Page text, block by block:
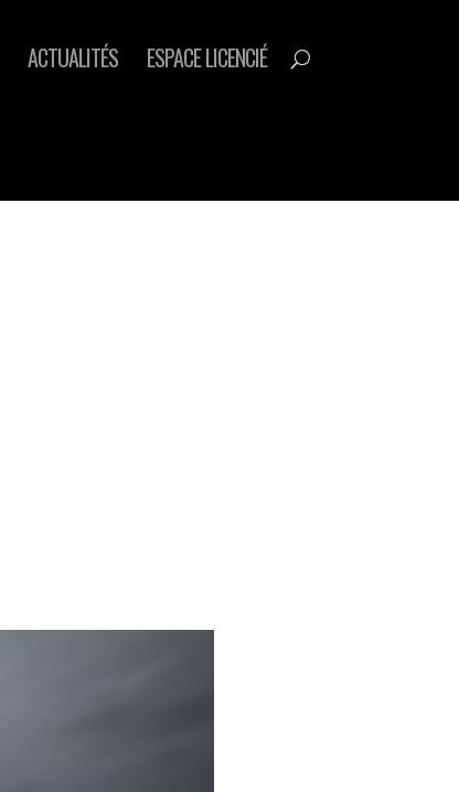
ACTUALITÉS ESPACE LICENCIÉ